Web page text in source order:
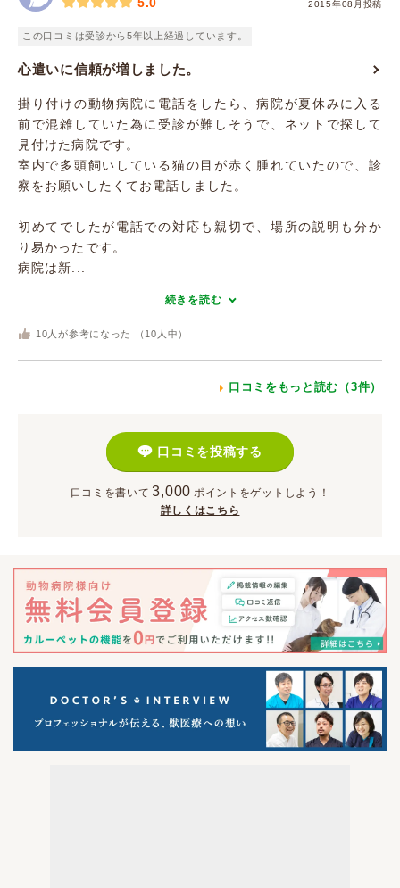
2015年08月投稿
この口コミは受診から5年以上経過しています。
心遣いに信頼が増しました。
掛り付けの動物病院に電話をしたら、病院が夏休みに入る
前で混雑していた為に受診が難しそうで、ネットで探して
見付けた病院です。
室内で多頭飼いしている猫の目が赤く腫れていたので、診
察をお願いしたくてお電話しました。
初めてでしたが電話での対応も親切で、場所の説明も分か
り易かったです。
病院は新...
続きを読む
10 人が参考になった （ 10 人中）
口コミをもっと読む（3件）
口コミを投稿する
口コミを書いて 3,000 ポイント をゲットしよう！
詳しくはこちら